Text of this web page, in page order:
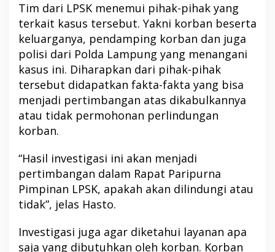
Tim dari LPSK menemui pihak-pihak yang
terkait kasus tersebut. Yakni korban beserta
keluarganya, pendamping korban dan juga
polisi dari Polda Lampung yang menangani
kasus ini. Diharapkan dari pihak-pihak
tersebut didapatkan fakta-fakta yang bisa
menjadi pertimbangan atas dikabulkannya
atau tidak permohonan perlindungan
korban.
“Hasil investigasi ini akan menjadi
pertimbangan dalam Rapat Paripurna
Pimpinan LPSK, apakah akan dilindungi atau
tidak”, jelas Hasto.
Investigasi juga agar diketahui layanan apa
saja yang dibutuhkan oleh korban. Korban